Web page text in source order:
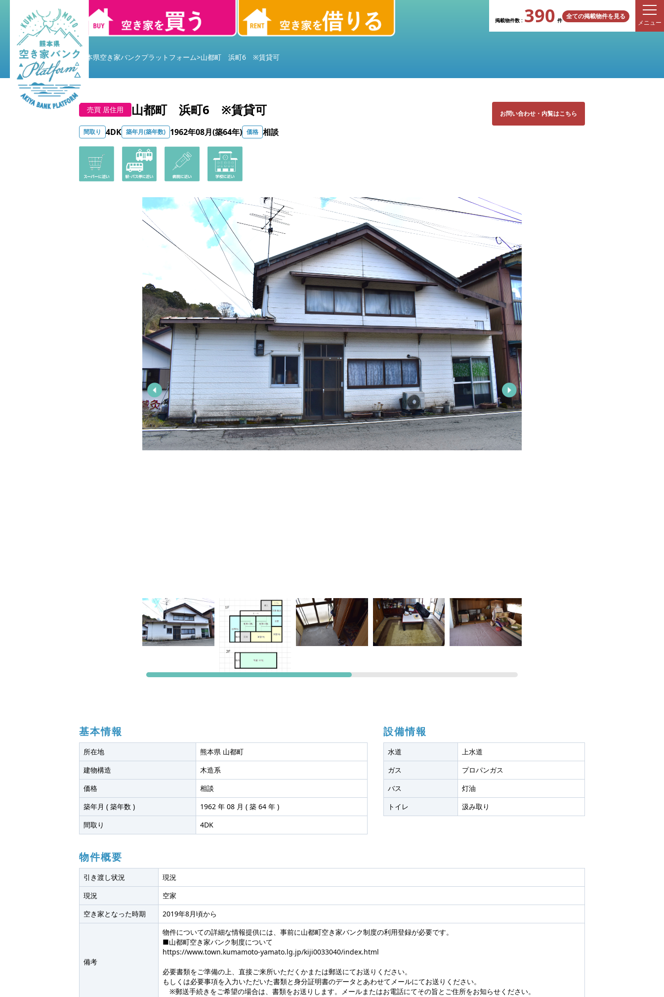
掲載物件数 : 390 件 全ての掲載物件を見る
メニュー
熊本県空き家バンクプラットフォーム>山都町 浜町6 ※賃貸可
売買 居住用 山都町 浜町6 ※賃貸可 お問い合わせ ・ 内覧はこちら
間取り 4DK 築年月(築年数) 1962年08月(築64年) 価格 相談
基本情報
所在地
熊本県 山都町
建物構造
木造系
価格
相談
築年月 ( 築年数 )
1962 年 08 月 ( 築 64 年 )
間取り
4DK
設備情報
水道
上水道
ガス
プロパンガス
バス
灯油
トイレ
汲み取り
物件概要
引き渡し状況
現況
現況
空家
空き家となった時期
2019年8月頃から
備考
物件についての詳細な情報提供には、事前に山都町空き家バンク制度の利用登録が必要です。
■山都町空き家バンク制度について
https://www.town.kumamoto-yamato.lg.jp/kiji0033040/index.html
必要書類をご準備の上、直接ご来所いただくかまたは郵送にてお送りください。
もしくは必要事項を入力いただいた書類と身分証明書のデータとあわせてメールにてお送りください。
※郵送手続きをご希望の場合は、書類をお送りします。メールまたはお電話にてその旨とご住所をお知らせください。